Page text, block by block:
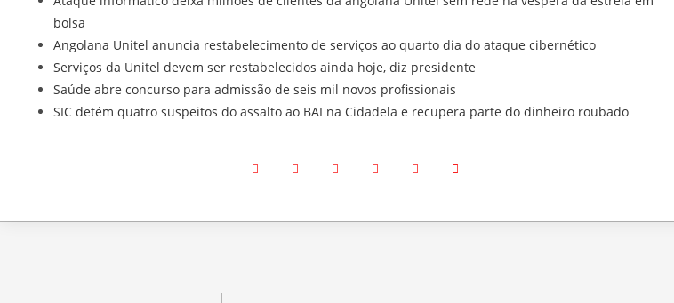
bolsa
Angolana Unitel anuncia restabelecimento de serviços ao quarto dia do ataque cibernético
Serviços da Unitel devem ser restabelecidos ainda hoje, diz presidente
Saúde abre concurso para admissão de seis mil novos profissionais
SIC detém quatro suspeitos do assalto ao BAI na Cidadela e recupera parte do dinheiro roubado